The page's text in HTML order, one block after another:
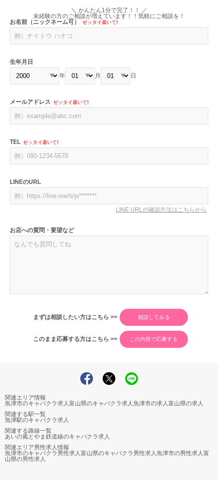
＼ かんたん1分で完了！！ ／
未経験の方のご相談が増えています！！気軽にご相談を！
お名前（ニックネーム可）
ゼッタイ書いて!
生年月日
年
月 日
メールアドレス ゼッタイ書いて!
TEL ゼッタイ書いて!
LINEのURL
LINE URLの確認方法はこちらから
お店への質問・要望など
まずは相談したい方はこちら >>
このまま応募する方はこちら >>
関連エリア情報
魚津市のキャバクラ求人 富山県のキャバクラ求人 魚津市の求人 富山県の求人
関連する駅一覧
魚津駅のキャバクラ求人
関連する路線一覧
あいの風とやま鉄道線のキャバクラ求人
関連エリア男性求人情報
魚津市のキャバクラ男性求人 富山県のキャバクラ男性求人 魚津市の男性求人 富
山県の男性求人